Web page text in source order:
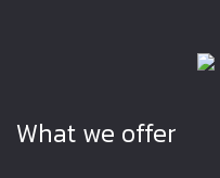
What we offer